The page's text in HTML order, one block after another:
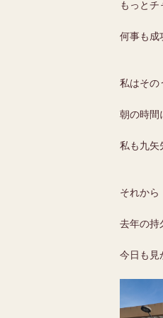
もっと
何事も成
私はその
朝の時間
私も九矢
それから
去年の持
今日も見